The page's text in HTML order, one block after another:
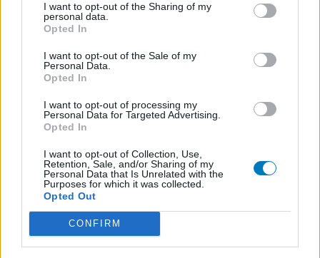
I want to opt-out of the Sharing of my
personal data.
Opted In
I want to opt-out of the Sale of my
Personal Data.
Opted In
I want to opt-out of processing my
Personal Data for Targeted Advertising.
Opted In
I want to opt-out of Collection, Use,
Retention, Sale, and/or Sharing of my
Personal Data that Is Unrelated with the
Purposes for which it was collected.
Opted Out
CONFIRM
Effectiviteit
Hoeveelheid bijwerkingen
branderig gevoel tijdens het plassen
onregelmatig ademhalingspatroon
platte, lichtbruin gepigmenteerde moedervlekken
branderig gevoel in de ogen
gevoeligheid voor licht
IK GEBRUIK ZE NU AL 3 WEKEN MAAR VOEL ME ER ALLEEN
MAAR ZIEK EN SLAP VAN. EN IN DE NACHT LAST VAN
HART KLOPPINGEN. PIJN AAN OGEN DROGE OGEN EN
BRANDERIG EN LICHT IN MIJN HOOFT ALSOF IK EEN